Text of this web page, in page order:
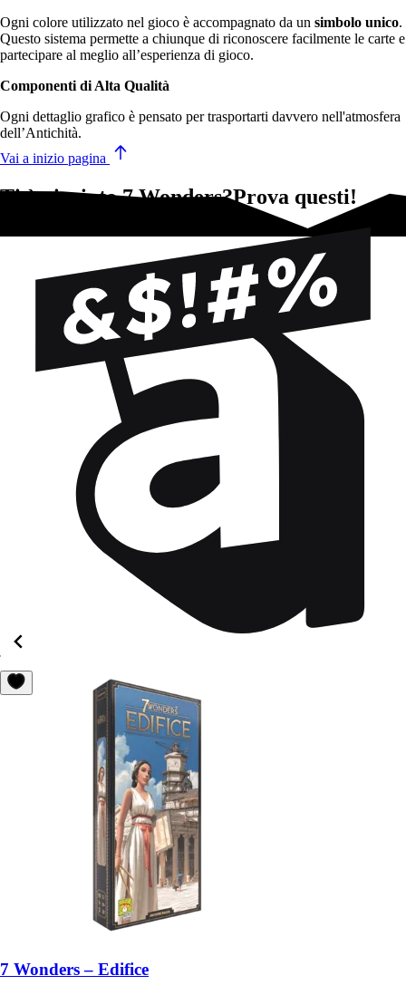
Ogni colore utilizzato nel gioco è accompagnato da un simbolo unico.
Questo sistema permette a chiunque di riconoscere facilmente le carte e
partecipare al meglio all’esperienza di gioco.
Componenti di Alta Qualità
Ogni dettaglio grafico è pensato per trasportarti davvero nell'atmosfera
dell’Antichità.
Vai a inizio pagina
Ti è piaciuto 7 Wonders?Prova questi!
7 Wonders – Edifice